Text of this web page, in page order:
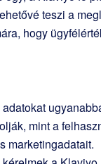
teszi a
hogy
mint a
marketingadatait.